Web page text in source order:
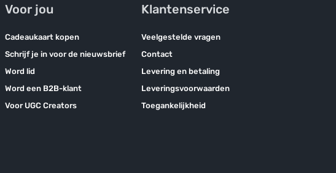
Voor jou
Cadeaukaart kopen
Schrijf je in voor de nieuwsbrief
Word lid
Word een B2B-klant
Voor UGC Creators
Klantenservice
Veelgestelde vragen
Contact
Levering en betaling
Leveringsvoorwaarden
Toegankelijkheid